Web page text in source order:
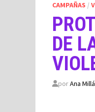
CAMPAÑAS /
DE
porAna